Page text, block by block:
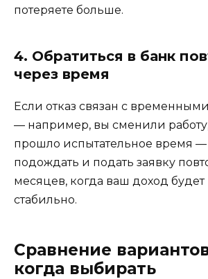
потеряете больше.
4. Обратиться в банк
через время
Если отказ связан с
— например, вы сменили
прошло испытательное время
подождать и подать заявку
месяцев, когда ваш доход
стабильно.
Сравнение
когда выбирать